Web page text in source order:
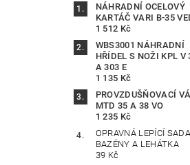
NÁHRADNÍ OCELOVÝ
KARTÁČ VARI B-35
1 512 Kč
WBS3001 NÁHRADNÍ
HŘÍDEL S NOŽI KPL V
A 303 E
1 135 Kč
PROVZDUŠŇOVACÍ
MTD 35 A 38 VO
1 235 Kč
OPRAVNÁ LEPÍCÍ
BAZÉNY A LEHÁTKA
39 Kč